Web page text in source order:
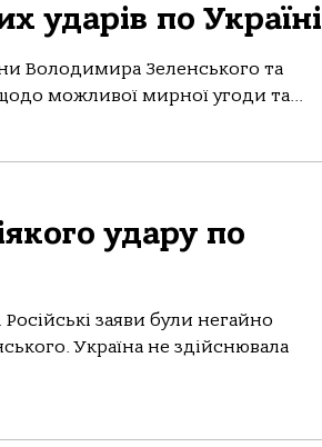
ударів по Україні
Володимира Зеленського та
можливої мирної угоди та...
удару по
заяви були негайно
Україна не здійснювала